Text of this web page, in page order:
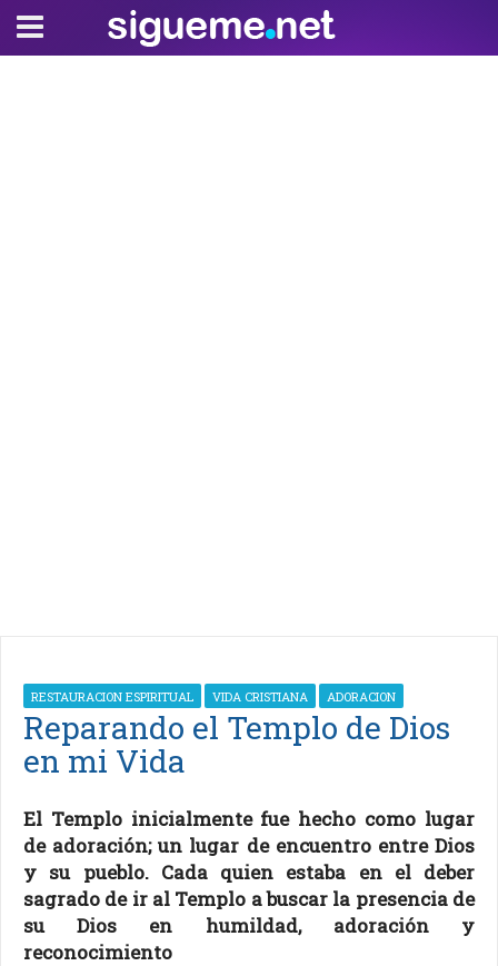
RESTAURACION ESPIRITUAL VIDA CRISTIANA ADORACION
Reparando el Templo de Dios
en mi Vida
El Templo inicialmente fue hecho como lugar
de adoración; un lugar de encuentro entre Dios
y su pueblo. Cada quien estaba en el deber
sagrado de ir al Templo a buscar la presencia de
su Dios en humildad, adoración y
reconocimiento